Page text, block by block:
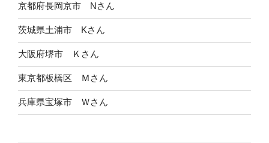
京都府長岡京市 Nさん
茨城県土浦市 Kさん
大阪府堺市 Ｋさん
東京都板橋区 Ｍさん
兵庫県宝塚市 Ｗさん